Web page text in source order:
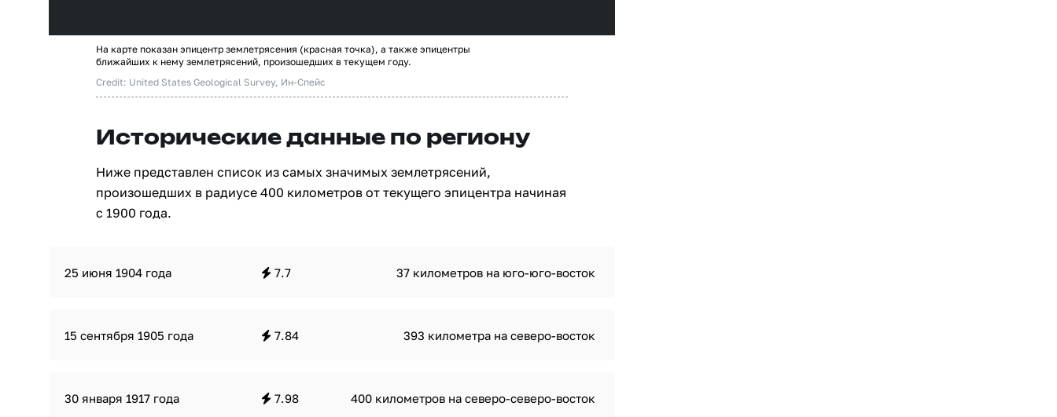
На карте показан эпицентр землетрясения (красная точка), а также эпицентры
ближайших к нему землетрясений, произошедших в текущем году.
Credit: United States Geological Survey, Ин-Спейс
Исторические данные по региону
Ниже представлен список из самых значимых землетрясений,
произошедших в радиусе 400 километров от текущего эпицентра начиная
с 1900 года.
25 июня 1904 года 7.7 37 километров на юго-юго-восток
15 сентября 1905 года 7.84 393 километра на северо-восток
30 января 1917 года 7.98 400 километров на северо-северо-восток